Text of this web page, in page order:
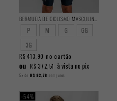
P M G
GG
3G
R$ 413,90 no cartão
ou R$ 372,51 à vista no pix
5x de R$ 82,78 sem juros
54%